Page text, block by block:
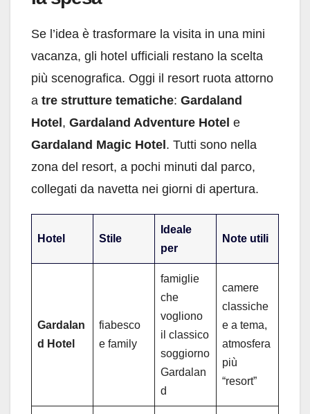
Se l’idea è trasformare la visita in una mini
vacanza, gli hotel ufficiali restano la scelta
più scenografica. Oggi il resort ruota attorno
a tre strutture tematiche: Gardaland
Hotel, Gardaland Adventure Hotel e
Gardaland Magic Hotel. Tutti sono nella
zona del resort, a pochi minuti dal parco,
collegati da navetta nei giorni di apertura.
Hotel Stile
Ideale
per
Note utili
Gardalan
d Hotel
fiabesco
e family
famiglie
che
vogliono
il classico
soggiorno
Gardalan
d
camere
classiche
e a tema,
atmosfera
più
“resort”